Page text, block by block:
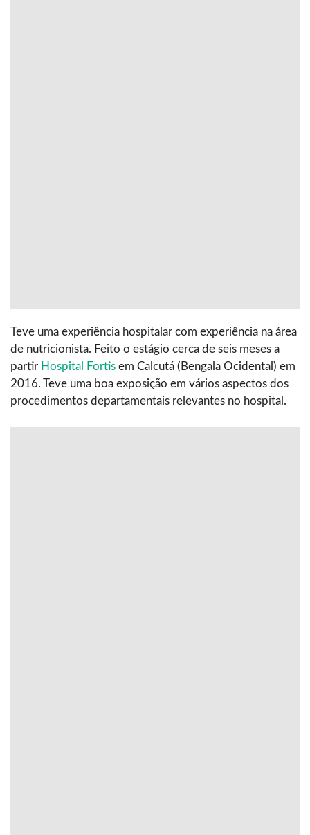
Teve uma experiência hospitalar com experiência na área
de nutricionista. Feito o estágio cerca de seis meses a
partir Hospital Fortis em Calcutá (Bengala Ocidental) em
2016. Teve uma boa exposição em vários aspectos dos
procedimentos departamentais relevantes no hospital.